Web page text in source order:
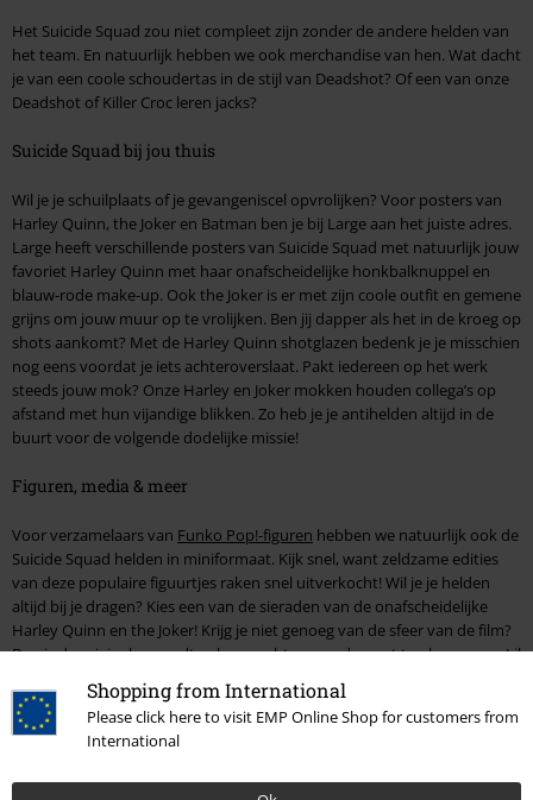
Shopping from International
Please click here to visit EMP Online Shop for customers from
International
Het Suicide Squad zou niet compleet zijn zonder de andere helden van
het team. En natuurlijk hebben we ook merchandise van hen. Wat dacht
je van een coole schoudertas in de stijl van Deadshot? Of een van onze
Deadshot of Killer Croc leren jacks?
Suicide Squad bij jou thuis
Wil je je schuilplaats of je gevangeniscel opvrolijken? Voor posters van
Harley Quinn, the Joker en Batman ben je bij Large aan het juiste adres.
Large heeft verschillende posters van Suicide Squad met natuurlijk jouw
favoriet Harley Quinn met haar onafscheidelijke honkbalknuppel en
blauw-rode make-up. Ook the Joker is er met zijn coole outfit en gemene
grijns om jouw muur op te vrolijken. Ben jij dapper als het in de kroeg op
shots aankomt? Met de Harley Quinn shotglazen bedenk je je misschien
nog eens voordat je iets achteroverslaat. Pakt iedereen op het werk
steeds jouw mok? Onze Harley en Joker mokken houden collega’s op
afstand met hun vijandige blikken. Zo heb je je antihelden altijd in de
buurt voor de volgende dodelijke missie!
Figuren, media & meer
Voor verzamelaars van Funko Pop!-figuren hebben we natuurlijk ook de
Suicide Squad helden in miniformaat. Kijk snel, want zeldzame edities
van deze populaire figuurtjes raken snel uitverkocht! Wil je je helden
altijd bij je dragen? Kies een van de sieraden van de onafscheidelijke
Harley Quinn en the Joker! Krijg je niet genoeg van de sfeer van de film?
Dan is de originele soundtrack een echte aanrader met tracks van o.a. Lil
Wayne, Wiz Khalifa, Imagine Dragons en Eminem.
Vous vous êtes trompé de langue dans la boutique en ligne belge